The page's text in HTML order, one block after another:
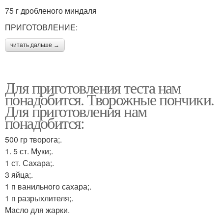
75 г дробленого миндаля
ПРИГОТОВЛЕНИЕ:
читать дальше →
Для приготовления теста нам
понадобится. Творожные пончики.
Для приготовления нам
понадобится:
500 гр творога;.
1. 5 ст. Муки;.
1 ст. Сахара;.
3 яйца;.
1 п ванильного сахара;.
1 п разрыхлителя;.
Масло для жарки.